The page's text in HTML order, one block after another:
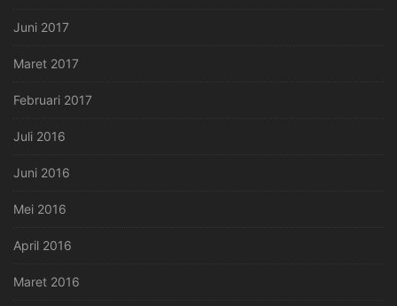
Juni 2017
Maret 2017
Februari 2017
Juli 2016
Juni 2016
Mei 2016
April 2016
Maret 2016